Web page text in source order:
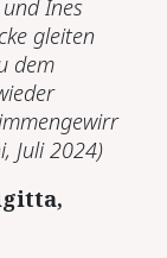
und Ines
gleiten
dem
Juli 2024)